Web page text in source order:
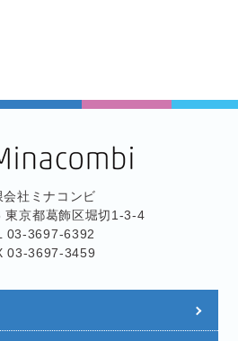
会社ミナコンビ
東京都葛飾区堀切1-3-4
03-3697-6392
03-3697-3459